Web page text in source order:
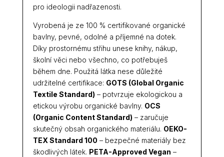
pro ideologii nadřazenosti.
Vyrobená je ze 100 % certifikované organické
bavlny, pevné, odolné a příjemné na dotek.
Díky prostornému střihu unese knihy, nákup,
školní věci nebo všechno, co potřebuješ
během dne. Použitá látka nese důležité
udržitelné certifikace: GOTS (Global Organic
Textile Standard) – potvrzuje ekologickou a
etickou výrobu organické bavlny. OCS
(Organic Content Standard) – zaručuje
skutečný obsah organického materiálu. OEKO-
TEX Standard 100 – bezpečné materiály bez
škodlivých látek. PETA-Approved Vegan –